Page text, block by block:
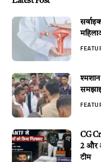
श्मशान
CG
2 और
टीम